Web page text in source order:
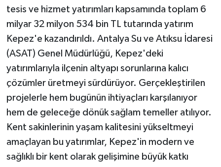
tesis ve hizmet yatırımları kapsamında toplam 6
milyar 32 milyon 534 bin TL tutarında yatırım
Kepez'e kazandırıldı. Antalya Su ve Atıksu İdaresi
(ASAT) Genel Müdürlüğü, Kepez'deki
yatırımlarıyla ilçenin altyapı sorunlarına kalıcı
çözümler üretmeyi sürdürüyor. Gerçekleştirilen
projelerle hem bugünün ihtiyaçları karşılanıyor
hem de geleceğe dönük sağlam temeller atılıyor.
Kent sakinlerinin yaşam kalitesini yükseltmeyi
amaçlayan bu yatırımlar, Kepez'in modern ve
sağlıklı bir kent olarak gelişimine büyük katkı
Siyaset
Sosyal medya
Spor
Teknoloji
Televizyon
Yaşam